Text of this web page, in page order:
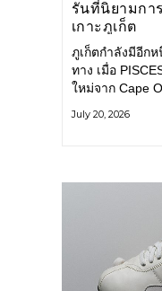
รันที่นิยามกา
เกาะภูเก็ต
ภูเก็ตกำลังมีอีก
ทาง เมื่อ
ใหม่จาก Cape
ไป ผสานความ
July 20, 2026